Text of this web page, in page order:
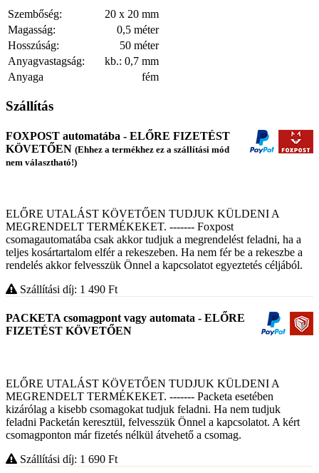
Szembőség:
20 x 20 mm
Magasság:
0,5 méter
Hosszúság:
50 méter
Anyagvastagság:
kb.: 0,7 mm
Anyaga
fém
Szállítás
FOXPOST automatába - ELŐRE FIZETÉST
KÖVETŐEN (Ehhez a termékhez ez a szállítási mód
nem választható!)
ELŐRE UTALÁST KÖVETŐEN TUDJUK KÜLDENI A
MEGRENDELT TERMÉKEKET. ------- Foxpost
csomagautomatába csak akkor tudjuk a megrendelést feladni, ha a
teljes kosártartalom elfér a rekeszeben. Ha nem fér be a rekeszbe a
rendelés akkor felvesszük Önnel a kapcsolatot egyeztetés céljából.
Szállítási díj: 1 490 Ft
PACKETA csomagpont vagy automata - ELŐRE
FIZETÉST KÖVETŐEN
ELŐRE UTALÁST KÖVETŐEN TUDJUK KÜLDENI A
MEGRENDELT TERMÉKEKET. ------- Packeta esetében
kizárólag a kisebb csomagokat tudjuk feladni. Ha nem tudjuk
feladni Packetán keresztül, felvesszük Önnel a kapcsolatot. A kért
csomagponton már fizetés nélkül átvehető a csomag.
Szállítási díj: 1 690 Ft